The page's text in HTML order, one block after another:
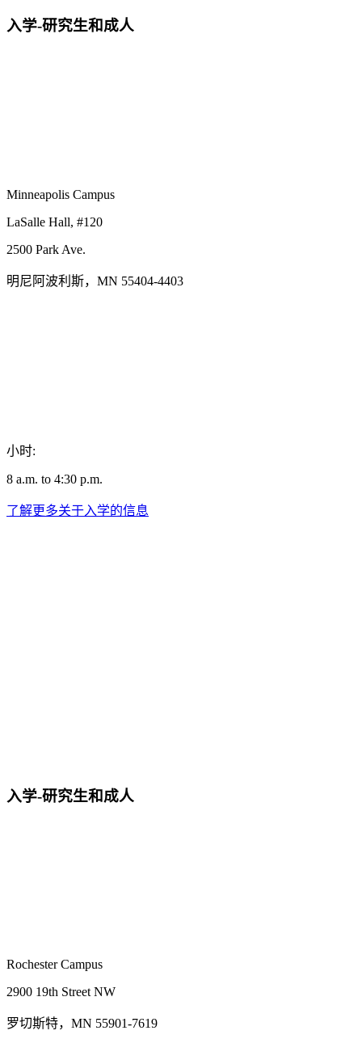
入学-研究生和成人
Minneapolis Campus
LaSalle Hall, #120
2500 Park Ave.
明尼阿波利斯，MN 55404-4403
小时:
8 a.m. to 4:30 p.m.
了解更多关于入学的信息
入学-研究生和成人
Rochester Campus
2900 19th Street NW
罗切斯特，MN 55901-7619